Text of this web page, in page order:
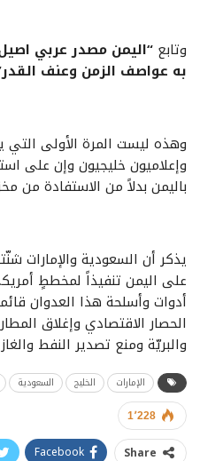
وتابع “اليمن مصدر عربي
به عواصف الزمن وعنف
وهذه ليست المرة الأولى
وإعلاميون خليجيون وإن على
باليمن بدلاً من الاستفادة من
يذكر أن السعودية والإمارات
على اليمن تنفيذاً لمخططٍ
أدوات وأسلحة هذا العدوان
الحصار الاقتصادي وإغلاق
والبريّة ومنع تصدير النفط
الإمارات الخليج السعودية
1٬228
Share
Facebook